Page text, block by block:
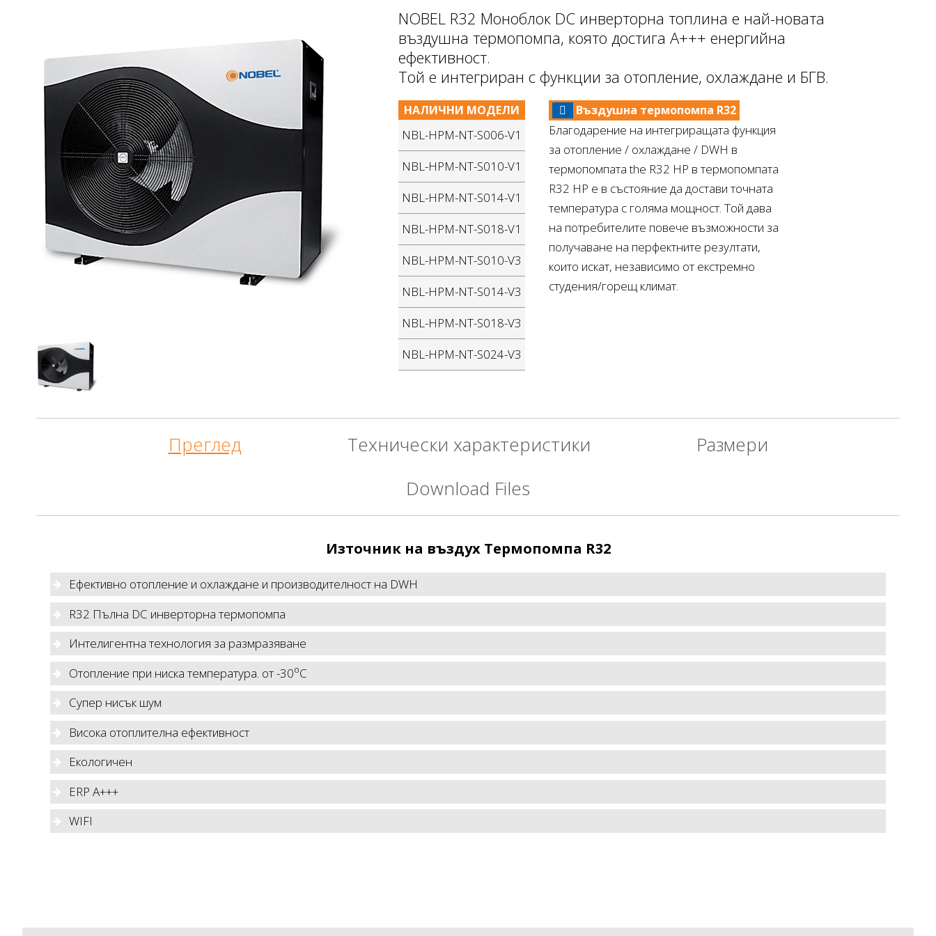
NOBEL R32 Моноблок DC инверторна топлина е най-новата
въздушна термопомпа, която достига A+++ енергийна
ефективност.
Той е интегриран с функции за отопление, охлаждане и БГВ.
НАЛИЧНИ МОДЕЛИ
NBL-HPM-NT-S006-V1
NBL-HPM-NT-S010-V1
NBL-HPM-NT-S014-V1
NBL-HPM-NT-S018-V1
NBL-HPM-NT-S010-V3
NBL-HPM-NT-S014-V3
NBL-HPM-NT-S018-V3
NBL-HPM-NT-S024-V3
Въздушна термопомпа R32
Благодарение на интегриращата функция
за отопление / охлаждане / DWH в
термопомпата the R32 HP в термопомпата
R32 HP е в състояние да достави точната
температура с голяма мощност. Той дава
на потребителите повече възможности за
получаване на перфектните резултати,
които искат, независимо от екстремно
студения/горещ климат.
Преглед Технически характеристики
Размери
Download Files
Източник на въздух Термопомпа R32
Ефективно отопление и охлаждане и производителност на DWH
R32 Пълна DC инверторна термопомпа
Интелигентна технология за размразяване
Отопление при ниска температура. от -30oC
Супер нисък шум
Висока отоплителна ефективност
Екологичен
ERP A+++
WIFI